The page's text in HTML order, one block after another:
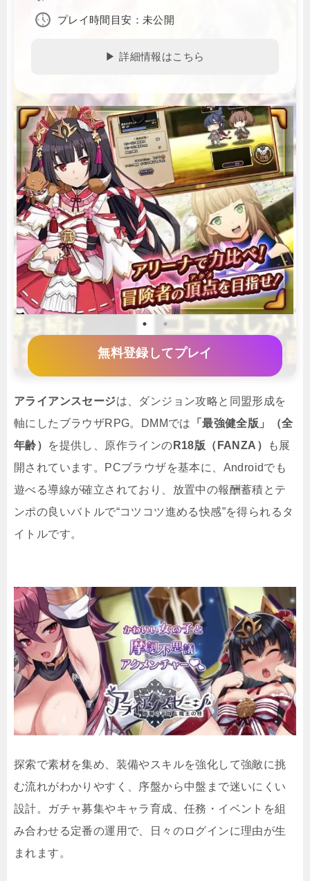
プレイ時間目安：未公開
▶ 詳細情報はこちら
無料登録してプレイ
アライアンスセージは、ダンジョン攻略と同盟形成を
軸にしたブラウザRPG。DMMでは
「最強健全版」（全
年齢）
を提供し、原作ラインの R18版（FANZA）
も展
開されています。PCブラウザを基本に、Androidでも
遊べる導線が確立されており、放置中の報酬蓄積とテ
ンポの良いバトルで“コツコツ進める快感”を得られるタ
イトルです。
探索で素材を集め、装備やスキルを強化して強敵に挑
む流れがわかりやすく、序盤から中盤まで迷いにくい
設計。ガチャ募集やキャラ育成、任務・イベントを組
み合わせる定番の運用で、日々のログインに理由が生
まれます。